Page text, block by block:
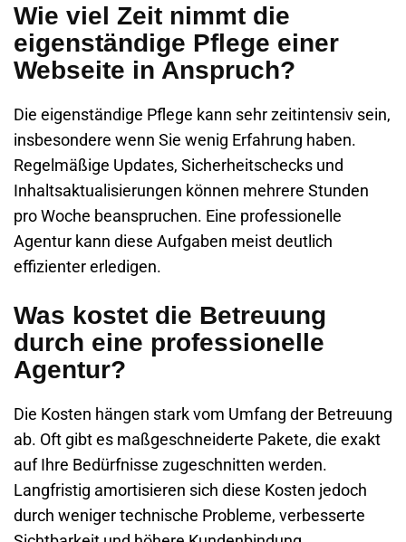
Wie viel Zeit nimmt die
eigenständige Pflege einer
Webseite in Anspruch?
Die eigenständige Pflege kann sehr zeitintensiv sein,
insbesondere wenn Sie wenig Erfahrung haben.
Regelmäßige Updates, Sicherheitschecks und
Inhaltsaktualisierungen können mehrere Stunden
pro Woche beanspruchen. Eine professionelle
Agentur kann diese Aufgaben meist deutlich
effizienter erledigen.
Was kostet die Betreuung
durch eine professionelle
Agentur?
Die Kosten hängen stark vom Umfang der Betreuung
ab. Oft gibt es maßgeschneiderte Pakete, die exakt
auf Ihre Bedürfnisse zugeschnitten werden.
Langfristig amortisieren sich diese Kosten jedoch
durch weniger technische Probleme, verbesserte